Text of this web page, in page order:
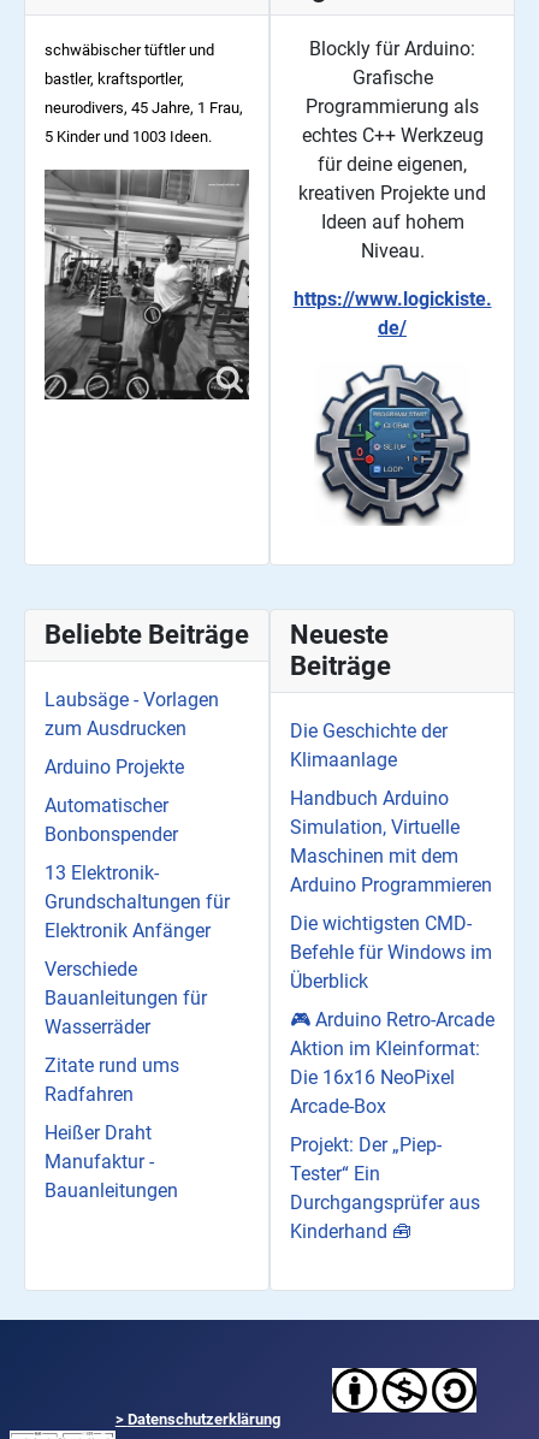
schwäbischer tüftler und
bastler, kraftsportler,
neurodivers, 45 Jahre, 1 Frau,
5 Kinder und 1003 Ideen.
Blockly für Arduino:
Grafische
Programmierung als
echtes C++ Werkzeug
für deine eigenen,
kreativen Projekte und
Ideen auf hohem
Niveau.
https://www.logickiste.
de/
Beliebte Beiträge
Laubsäge - Vorlagen
zum Ausdrucken
Arduino Projekte
Automatischer
Bonbonspender
13 Elektronik-
Grundschaltungen für
Elektronik Anfänger
Verschiede
Bauanleitungen für
Wasserräder
Zitate rund ums
Radfahren
Heißer Draht
Manufaktur -
Bauanleitungen
Neueste
Beiträge
Die Geschichte der
Klimaanlage
Handbuch Arduino
Simulation, Virtuelle
Maschinen mit dem
Arduino Programmieren
Die wichtigsten CMD-
Befehle für Windows im
Überblick
🎮 Arduino Retro-Arcade
Aktion im Kleinformat:
Die 16x16 NeoPixel
Arcade-Box
Projekt: Der „Piep-
Tester“ Ein
Durchgangsprüfer aus
Kinderhand 🧰
> Datenschutzerklärung